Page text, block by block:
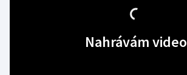
Nahrávám video